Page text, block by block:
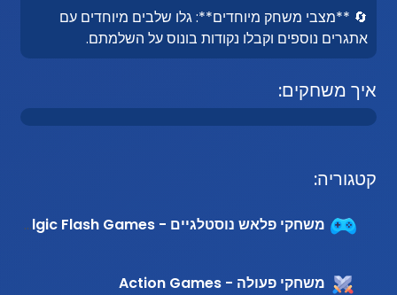
🔄 **מצבי משחק מיוחדים**: גלו שלבים מיוחדים עם
אתגרים נוספים וקבלו נקודות בונוס על השלמתם.
איך משחקים:
קטגוריה:
משחקי פלאש נוסטלגיים - Nostalgic Flash Games
משחקי פעולה - Action Games